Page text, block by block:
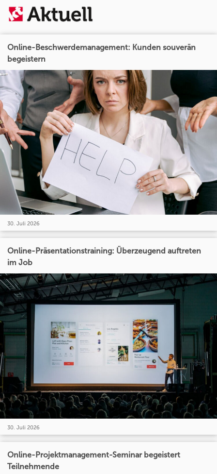
Online-Beschwerdemanagement: Kunden souverän
begeistern
30. Juli 2026
Online-Präsentationstraining: Überzeugend auftreten
im Job
30. Juli 2026
Online-Projektmanagement-Seminar begeistert
Teilnehmende